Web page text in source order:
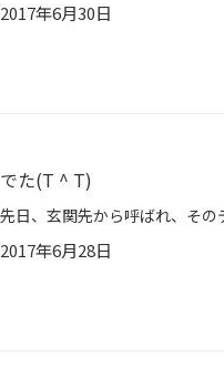
2017年6月30日
でた(T ^ T)
2017年6月28日